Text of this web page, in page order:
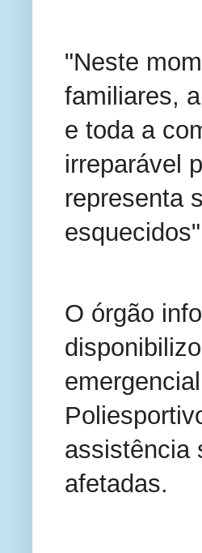
"Neste
familiares,
e toda a
irreparável
representa
O órgão
assistência
afetadas.